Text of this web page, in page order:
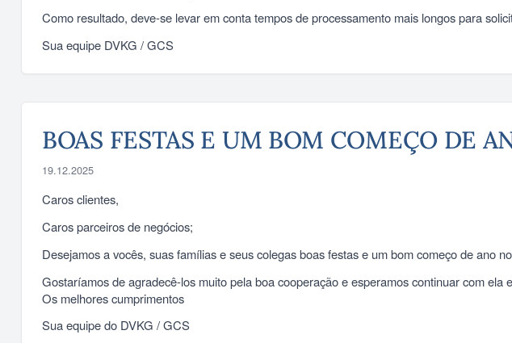
Como resultado, deve-se levar em conta tempos de processamento mais longos para
Sua equipe DVKG / GCS
BOAS FESTAS E UM BOM COMEÇO DE
19.12.2025
Caros clientes,
Caros parceiros de negócios;
Desejamos a vocês, suas famílias e seus colegas boas festas e um bom começo de ano
Gostaríamos de agradecê-los muito pela boa cooperação e esperamos continuar com ela
Os melhores cumprimentos
Sua equipe do DVKG / GCS